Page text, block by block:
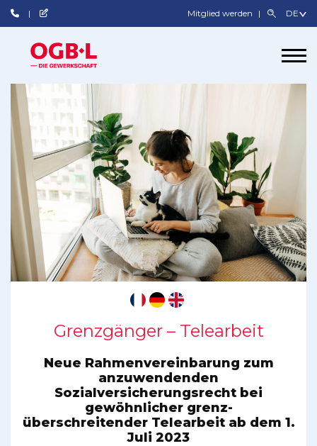
Mitglied werden
Grenzgänger – Telearbeit
Neue Rahmenvereinbarung zum
anzuwendenden
Sozialversicherungsrecht bei
gewöhnlicher grenz-
überschreitender Telearbeit ab dem 1.
Juli 2023